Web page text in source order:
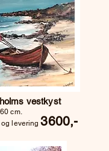
vestkyst
cm.
og levering3600,-